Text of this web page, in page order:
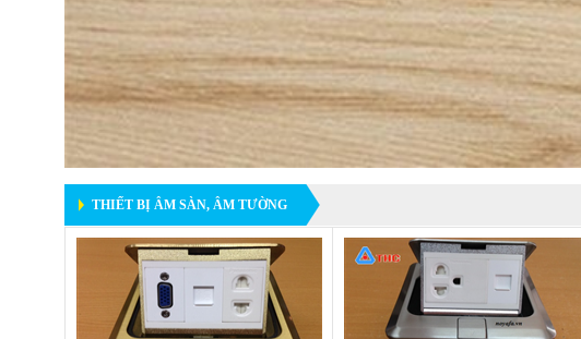
THIẾT BỊ ÂM SÀN, ÂM TƯỜNG